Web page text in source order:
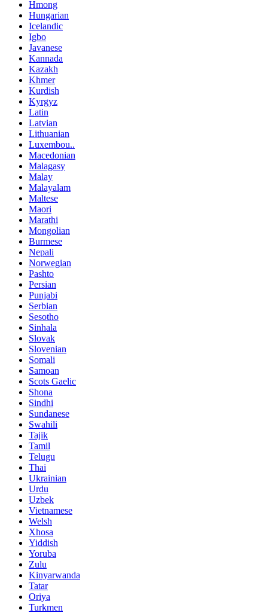
Hmong
Hungarian
Icelandic
Igbo
Javanese
Kannada
Kazakh
Khmer
Kurdish
Kyrgyz
Latin
Latvian
Lithuanian
Luxembou..
Macedonian
Malagasy
Malay
Malayalam
Maltese
Maori
Marathi
Mongolian
Burmese
Nepali
Norwegian
Pashto
Persian
Punjabi
Serbian
Sesotho
Sinhala
Slovak
Slovenian
Somali
Samoan
Scots Gaelic
Shona
Sindhi
Sundanese
Swahili
Tajik
Tamil
Telugu
Thai
Ukrainian
Urdu
Uzbek
Vietnamese
Welsh
Xhosa
Yiddish
Yoruba
Zulu
Kinyarwanda
Tatar
Oriya
Turkmen